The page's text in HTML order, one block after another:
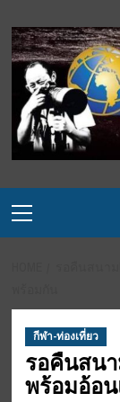
to
content
Menu
กีฬา-ท่องเที่ยว
รอคืนสน
พร้อมอ้อ